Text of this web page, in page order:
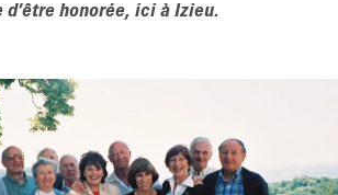
d’être honorée, ici à Izieu.